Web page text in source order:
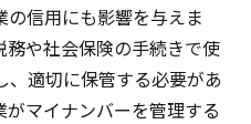
/
チャット
電話 / メール / チャット
信用にも影響を与えま
や社会保険の手続きで使
、適切に保管する必要があ
マイナンバーを管理する